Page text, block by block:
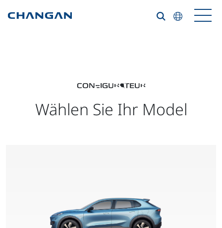
CONFIGURATEUR
Wählen Sie Ihr Model